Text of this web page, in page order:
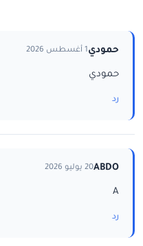
حمودي1 أغسطس 2026
حمودي
رد
ABDO20 يوليو 2026
A
رد